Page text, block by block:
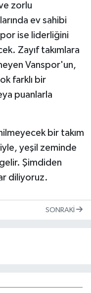
zorlu
ev sahibi
ise liderliğini
Zayıf takımlara
Vanspor'un,
farklı bir
puanlarla
bir takım
yeşil zeminde
Şimdiden
diliyoruz.
SONRAKI